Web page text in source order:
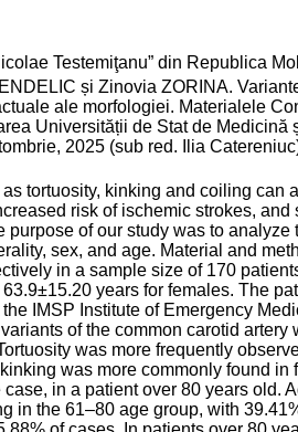
Testemiţanu” din Republica
și Zinovia ZORINA.
ale morfologiei. Materialele
Universității de Stat de Medicină
2025 (sub red. Ilia
tortuosity, kinking and coiling can
risk of ischemic strokes, and
of our study was to analyze
sex, and age. Material and
in a sample size of 170
years for females. The
IMSP Institute of Emergency
of the common carotid artery
was more frequently
was more commonly found in
in a patient over 80 years old.
in the 61–80 age group, with